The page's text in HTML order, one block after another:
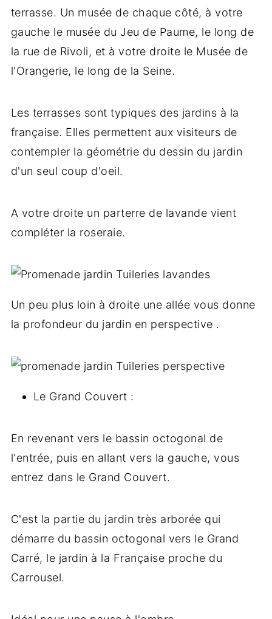
terrasse. Un musée de chaque côté, à votre
gauche le musée du Jeu de Paume, le long de
la rue de Rivoli, et à votre droite le Musée de
l'Orangerie, le long de la Seine.
Les terrasses sont typiques des jardins à la
française. Elles permettent aux visiteurs de
contempler la géométrie du dessin du jardin
d'un seul coup d'oeil.
A votre droite un parterre de lavande vient
compléter la roseraie.
Un peu plus loin à droite une allée vous donne
la profondeur du jardin en perspective .
Le Grand Couvert :
En revenant vers le bassin octogonal de
l'entrée, puis en allant vers la gauche, vous
entrez dans le Grand Couvert.
C'est la partie du jardin très arborée qui
démarre du bassin octogonal vers le Grand
Carré, le jardin à la Française proche du
Carrousel.